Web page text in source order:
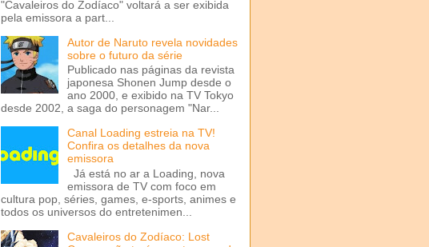
"Cavaleiros do Zodíaco" voltará a ser exibida
pela emissora a part...
Autor de Naruto revela novidades
sobre o futuro da série
Publicado nas páginas da revista
japonesa Shonen Jump desde o
ano 2000, e exibido na TV Tokyo
desde 2002, a saga do personagem "Nar...
Canal Loading estreia na TV!
Confira os detalhes da nova
emissora
Já está no ar a Loading, nova
emissora de TV com foco em
cultura pop, séries, games, e-sports, animes e
todos os universos do entretenimen...
Cavaleiros do Zodíaco: Lost